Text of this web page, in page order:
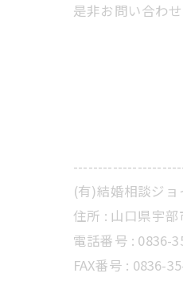
是非お問い合わせ
(有)結婚相談ジ
住所 : 山口県宇
電話番号 : 0836-
FAX番号 : 0836-